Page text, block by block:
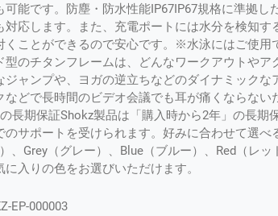
可能です。防塵・防水性能IP67IP67規格に準拠
対応します。また、充電ポートには水分を検知
くことができるので安心です。※水泳にはご使用
型のチタンフレームは、どんなワークアウトや
ジャンプや、ヨガの逆立ちなどのダイナミック
などで長時間のビデオ会議でも耳が痛くならな
長期保証Shokz製品は「購入時から2年」の長期
サポートを受けられます。好みに合わせて選べ
、Grey（グレー）、Blue（ブルー）、Red（レ
入りの色をお選びいただけます。
EP-000003